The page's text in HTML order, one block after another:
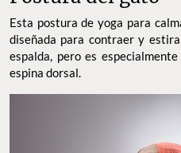
Esta postura de yoga para
diseñada para contraer y
espalda, pero es
espina dorsal.